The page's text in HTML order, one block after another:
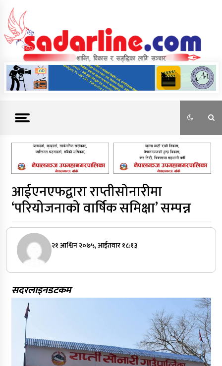
content
News For Nepal
आईएनएफद्वारा राप्तीसोनारीमा
‘परियोजनाको वार्षिक समिक्षा’ सम्पन्न
२१ आश्विन २०७५, आईतवार १८:१३
सदरलाइनडटकम